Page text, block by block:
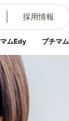
採用情報
マムEdy プチマム